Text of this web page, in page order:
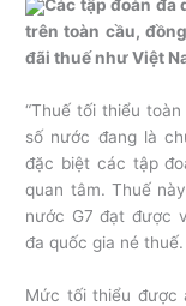
Các tập đoàn đa
trên toàn cầu,
đãi thuế như Việt
“Thuế tối thiểu
số nước đang là
đặc biệt các tập
quan tâm. Thuế
nước G7 đạt được
đa quốc gia né
Mức tối thiểu được